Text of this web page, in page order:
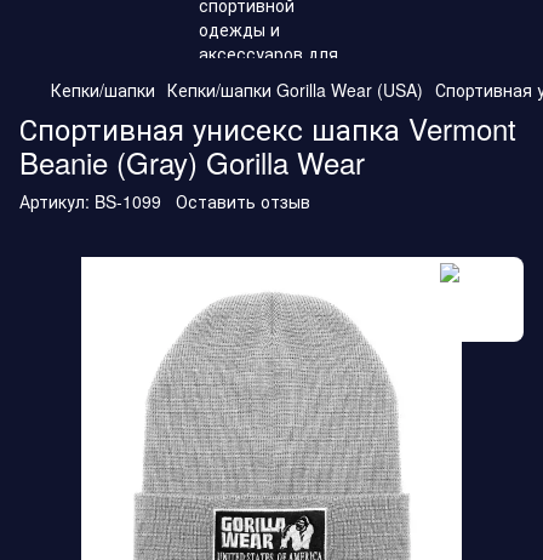
Кепки/шапки Кепки/шапки Gorilla Wear (USA) Спортивная
Спортивная унисекс шапка Vermont
Beanie (Gray) Gorilla Wear
Артикул: BS-1099 Оставить отзыв